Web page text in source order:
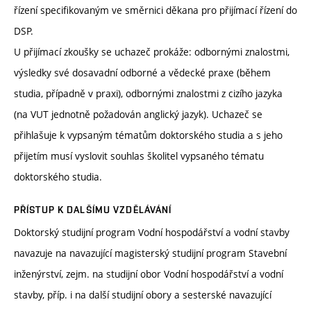
řízení specifikovaným ve směrnici děkana pro přijímací řízení do
DSP.
U přijímací zkoušky se uchazeč prokáže: odbornými znalostmi,
výsledky své dosavadní odborné a vědecké praxe (během
studia, případně v praxi), odbornými znalostmi z cizího jazyka
(na VUT jednotně požadován anglický jazyk). Uchazeč se
přihlašuje k vypsaným tématům doktorského studia a s jeho
přijetím musí vyslovit souhlas školitel vypsaného tématu
doktorského studia.
PŘÍSTUP K DALŠÍMU VZDĚLÁVÁNÍ
Doktorský studijní program Vodní hospodářství a vodní stavby
navazuje na navazující magisterský studijní program Stavební
inženýrství, zejm. na studijní obor Vodní hospodářství a vodní
stavby, příp. i na další studijní obory a sesterské navazující